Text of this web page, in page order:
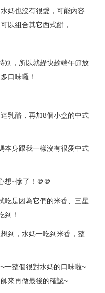
媽也沒有很愛，可能內容
以組合其它西式餅，
別，所以就趕快趁端午節放
口味囉！
乳酪，再加8個小盒的中式
本身跟我一樣沒有很愛中式
想~慘了！＠＠
吃是因為它們的米香、三星
到！
到，水媽一吃到米香，整
一整個很對水媽的口味啦~
來再做最後的確認~